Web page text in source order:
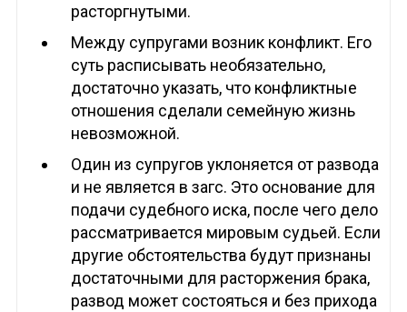
расторгнутыми.
Между супругами возник конфликт. Его
суть расписывать необязательно,
достаточно указать, что конфликтные
отношения сделали семейную жизнь
невозможной.
Один из супругов уклоняется от развода
и не является в загс. Это основание для
подачи судебного иска, после чего дело
рассматривается мировым судьей. Если
другие обстоятельства будут признаны
достаточными для расторжения брака,
развод может состояться и без прихода